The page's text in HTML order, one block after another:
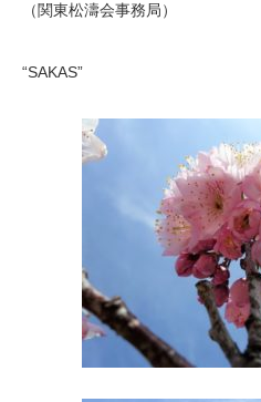
（関東松濤会事務局）
“SAKAS”